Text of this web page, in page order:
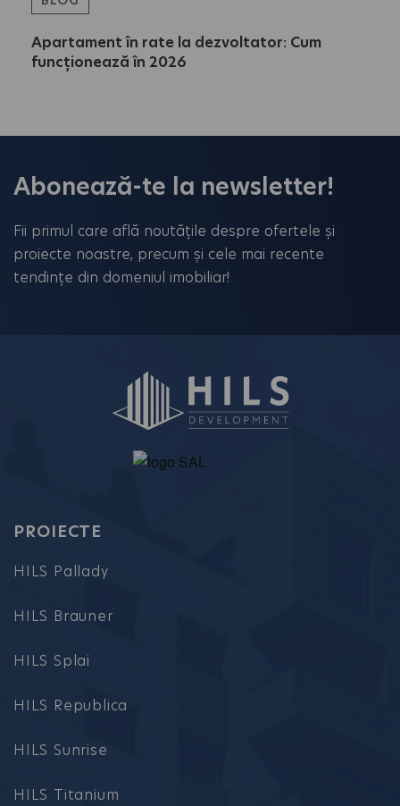
Apartament în rate la dezvoltator: Cum
funcționează în 2026
Abonează-te la newsletter!
Fii primul care află noutățile despre ofertele și
proiecte noastre, precum și cele mai recente
tendințe din domeniul imobiliar!
PROIECTE
HILS Pallady
HILS Brauner
HILS Splai
HILS Republica
HILS Sunrise
HILS Titanium